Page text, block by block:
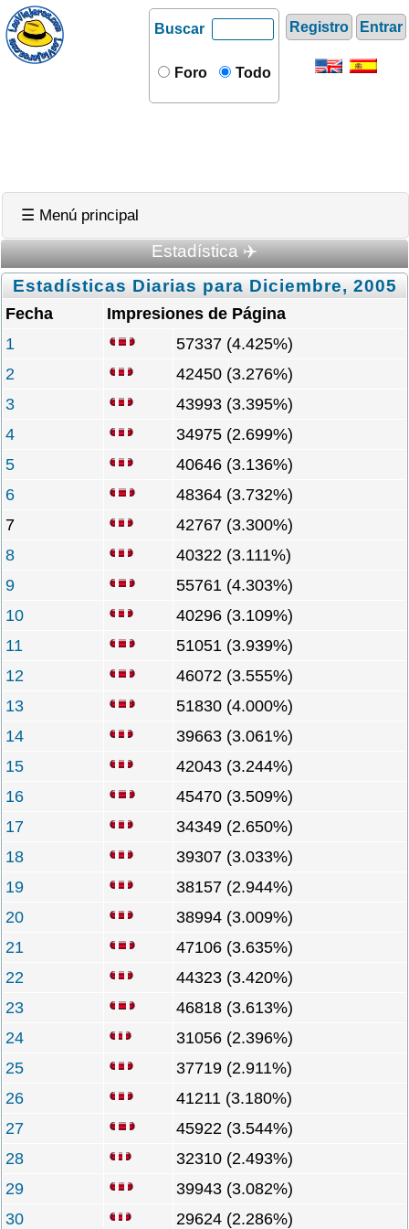
Registro Entrar
Buscar
Foro Todo
☰ Menú principal
Estadística ✈️
Estadísticas Diarias para Diciembre, 2005
Fecha
Impresiones de Página
1
57337 (4.425%)
2
42450 (3.276%)
3
43993 (3.395%)
4
34975 (2.699%)
5
40646 (3.136%)
6
48364 (3.732%)
7
42767 (3.300%)
8
40322 (3.111%)
9
55761 (4.303%)
10
40296 (3.109%)
11
51051 (3.939%)
12
46072 (3.555%)
13
51830 (4.000%)
14
39663 (3.061%)
15
42043 (3.244%)
16
45470 (3.509%)
17
34349 (2.650%)
18
39307 (3.033%)
19
38157 (2.944%)
20
38994 (3.009%)
21
47106 (3.635%)
22
44323 (3.420%)
23
46818 (3.613%)
24
31056 (2.396%)
25
37719 (2.911%)
26
41211 (3.180%)
27
45922 (3.544%)
28
32310 (2.493%)
29
39943 (3.082%)
30
29624 (2.286%)